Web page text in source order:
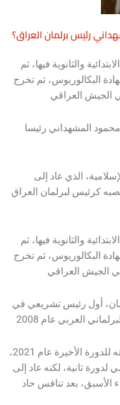
وأكمل دراسته الابتدائية والثانوية فيها، ثم
فيها على شهادة البكالوريوس، ثم تخرج
المشهداني رئيسا
الذي عاد إلى
وأكمل دراسته الابتدائية والثانوية فيها، ثم
فيها على شهادة البكالوريوس، ثم تخرج
أول رئيس تشريعي في
ومع أن عودة المشهداني ارتبطت أول مرة برئاسته للدورة الأخيرة عام 2021،
ثانية، لكنه عاد إلى
الأسبق، بعد تنافس حاد